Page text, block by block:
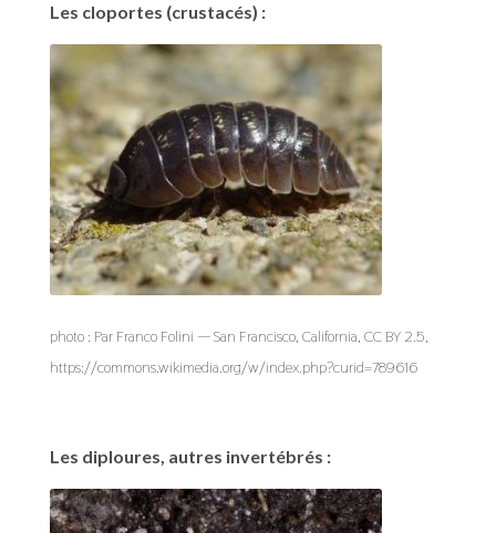
Les cloportes (crustacés) :
photo : Par Franco Folini — San Francisco, California, CC BY 2.5,
https://commons.wikimedia.org/w/index.php?curid=789616
Les diploures, autres invertébrés :